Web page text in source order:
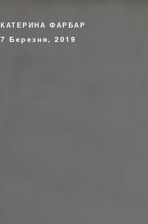
КАТЕРИНА ФАРБАР
7 Березня, 2019